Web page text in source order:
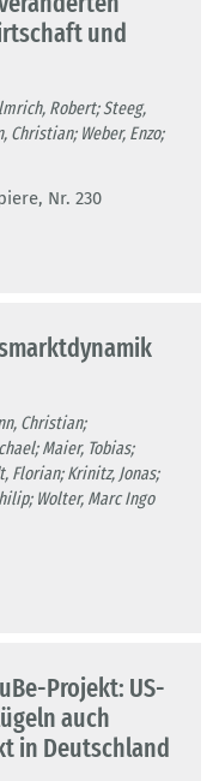
und
Robert; Steeg,
Christian; Weber, Enzo;
Nr. 230
Christian;
Maier, Tobias;
Florian; Krinitz, Jonas;
Wolter, Marc Ingo
Projekt: US-
auch
in Deutschland